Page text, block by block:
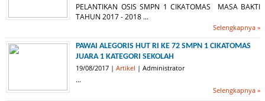
PELANTIKAN OSIS SMPN 1 CIKATOMAS MASA BAKTI
TAHUN 2017 - 2018 ...
Selengkapnya »
PAWAI ALEGORIS HUT RI KE 72 SMPN 1 CIKATOMAS
JUARA 1 KATEGORI SEKOLAH
19/08/2017 | Artikel | Administrator
...
Selengkapnya »